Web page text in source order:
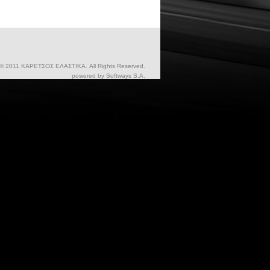
2011 ΚΑΡΕΤΣΟΣ ΕΛΑΣΤΙΚΑ. All Rights Reserved.
powered by Softways S.A.